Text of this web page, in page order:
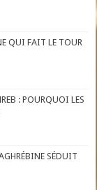
QUI FAIT LE TOUR
: POURQUOI LES
SÉDUIT